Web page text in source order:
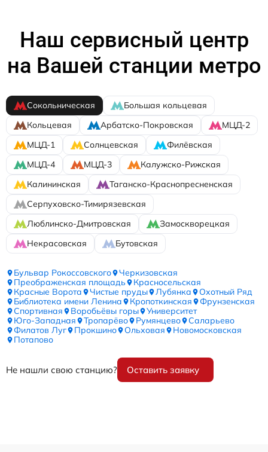
Наш сервисный центр
на Вашей станции метро
Сокольническая
Большая кольцевая
Кольцевая
Арбатско-Покровская
МЦД-2
МЦД-1
Солнцевская
Филёвская
МЦД-4
МЦД-3
Калужско-Рижская
Калининская
Таганско-Краснопресненская
Серпуховско-Тимирязевская
Люблинско-Дмитровская
Замоскворецкая
Некрасовская
Бутовская
Бульвар Рокоссовского
Черкизовская
Преображенская площадь
Красносельская
Красные Ворота
Чистые пруды Лубянка
Охотный Ряд
Библиотека имени Ленина
Кропоткинская
Фрунзенская
Спортивная
Воробьёвы горы
Университет
Юго-Западная
Тропарёво Румянцево
Саларьево
Филатов Луг
Прокшино Ольховая
Новомосковская
Потапово
Не нашли свою станцию? Оставить заявку